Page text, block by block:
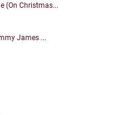
(On Christmas...
James ...